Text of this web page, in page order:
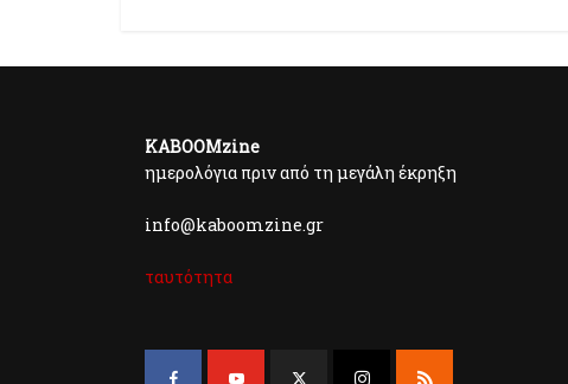
KABOOMzine
ημερολόγια πριν από τη μεγάλη έκρηξη
info@kaboomzine.gr
ταυτότητα